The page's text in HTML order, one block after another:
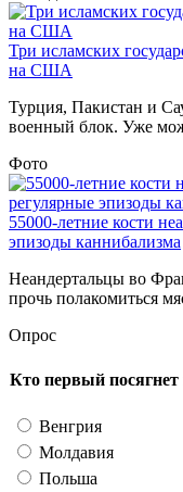
Три исламских
на США
Турция, Пакистан и
военный блок. Уже
Фото
55000-летние кости
эпизоды каннибализма
Неандертальцы во
прочь полакомиться
Опрос
Кто первый
Венгрия
Молдавия
Польша